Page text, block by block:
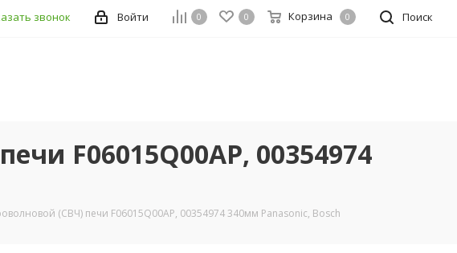
Поиск
0 0 Корзина 0
Войти
звонок
F06015Q00AP, 00354974
(СВЧ) печи F06015Q00AP, 00354974 340мм Panasonic, Bosch